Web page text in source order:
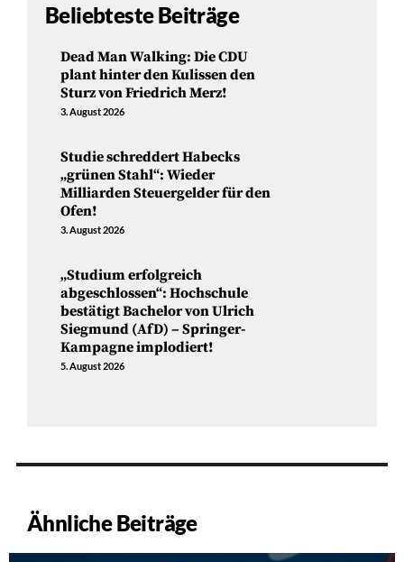
Beliebteste Beiträge
Dead Man Walking: Die CDU
plant hinter den Kulissen den
Sturz von Friedrich Merz!
3. August 2026
Studie schreddert Habecks
„grünen Stahl“: Wieder
Milliarden Steuergelder für den
Ofen!
3. August 2026
„Studium erfolgreich
abgeschlossen“: Hochschule
bestätigt Bachelor von Ulrich
Siegmund (AfD) – Springer-
Kampagne implodiert!
5. August 2026
Ähnliche Beiträge